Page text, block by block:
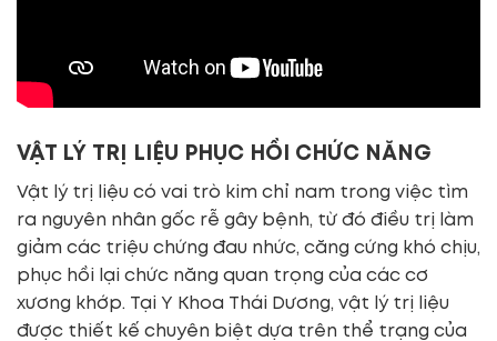
VẬT LÝ TRỊ LIỆU PHỤC HỒI CHỨC NĂNG
Vật lý trị liệu có vai trò kim chỉ nam trong việc tìm
ra nguyên nhân gốc rễ gây bệnh, từ đó điều trị làm
giảm các triệu chứng đau nhức, căng cứng khó chịu,
phục hồi lại chức năng quan trọng của các cơ
xương khớp. Tại Y Khoa Thái Dương, vật lý trị liệu
được thiết kế chuyên biệt dựa trên thể trạng của